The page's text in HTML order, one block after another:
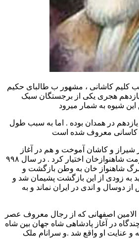
کلیم کاشانی ، مشهور ب طالبای حکیم
هجری یکی از برجستگان سبک
شیوه به شمار میرود
در همدان بوده . اما به سبب طول
کاسانی معروف شده است
و کاشان آموخت و هم در آغاز
جوانی به هند رفت و ملازمت شاهنوازخان اختیار کرد . در سال ۹۹۸
مرگ شاهنواز خان به وطن بازگشت و
به زودی از این بازگشت پشیمان شد و
دوسال و اندی در ایران نماند و به
الامین اصفهانی که از رجال معروف عصر
در آغاز پادشاهی شاه جهان بین شاه
عنایت او واقع شد .و سرانام ملک